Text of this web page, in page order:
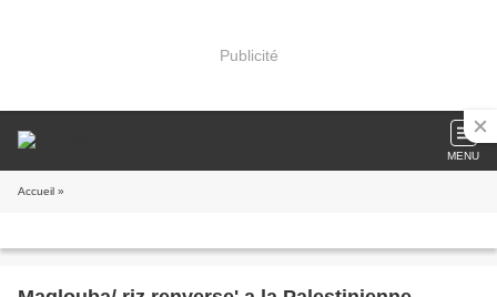
Publicité
MENU
Accueil »